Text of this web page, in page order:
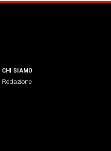
CHI SIAMO
Redazione